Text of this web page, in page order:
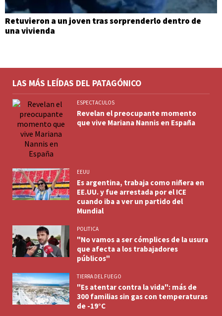
Retuvieron a un joven tras sorprenderlo dentro de
una vivienda
LAS MÁS LEÍDAS DEL PATAGÓNICO
ESPECTACULOS
Revelan el preocupante momento
que vive Mariana Nannis en España
EEUU
Es argentina, trabaja como niñera en
EE.UU. y fue arrestada por el ICE
cuando iba a ver un partido del
Mundial
POLITICA
"No vamos a ser cómplices de la usura
que afecta a los trabajadores
públicos"
TIERRA DEL FUEGO
"Es atentar contra la vida": más de
300 familias sin gas con temperaturas
de -19°C